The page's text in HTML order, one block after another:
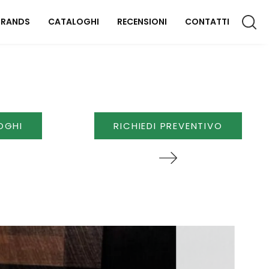
Arredo Giardino
CATALOGHI RECENSIONI CONTATTI
RICHIEDI PREVENTIVO